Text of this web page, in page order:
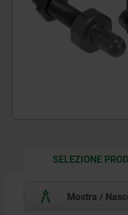
SELEZIONE
Mostra /